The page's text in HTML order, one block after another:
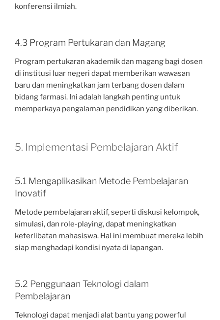
konferensi ilmiah.
4.3 Program Pertukaran dan Magang
Program pertukaran akademik dan magang bagi dosen
di institusi luar negeri dapat memberikan wawasan
baru dan meningkatkan jam terbang dosen dalam
bidang farmasi. Ini adalah langkah penting untuk
memperkaya pengalaman pendidikan yang diberikan.
5. Implementasi Pembelajaran Aktif
5.1 Mengaplikasikan Metode Pembelajaran
Inovatif
Metode pembelajaran aktif, seperti diskusi kelompok,
simulasi, dan role-playing, dapat meningkatkan
keterlibatan mahasiswa. Hal ini membuat mereka lebih
siap menghadapi kondisi nyata di lapangan.
5.2 Penggunaan Teknologi dalam
Pembelajaran
Teknologi dapat menjadi alat bantu yang powerful